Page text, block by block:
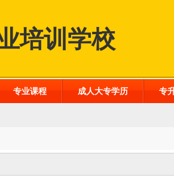
培训学校
专业课程 成人大专学历 专